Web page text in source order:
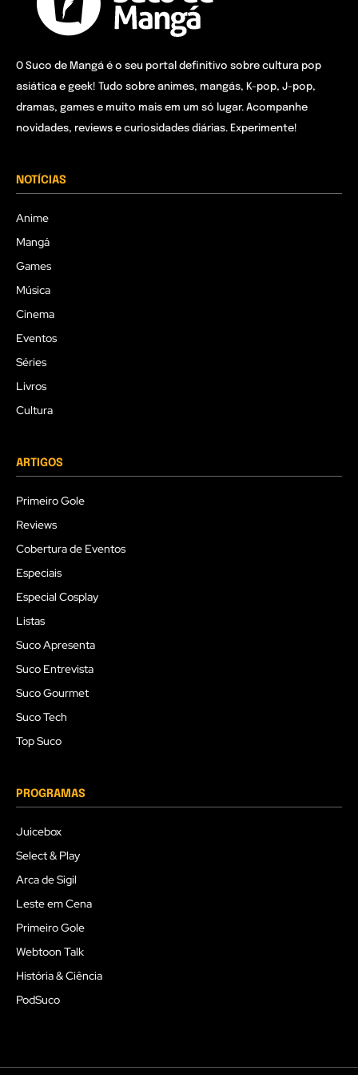
O Suco de Mangá é o seu portal definitivo sobre cultura pop
asiática e geek! Tudo sobre animes, mangás, K-pop, J-pop,
dramas, games e muito mais em um só lugar. Acompanhe
novidades, reviews e curiosidades diárias. Experimente!
NOTÍCIAS
Anime
Mangá
Games
Música
Cinema
Eventos
Séries
Livros
Cultura
ARTIGOS
Primeiro Gole
Reviews
Cobertura de Eventos
Especiais
Especial Cosplay
Listas
Suco Apresenta
Suco Entrevista
Suco Gourmet
Suco Tech
Top Suco
PROGRAMAS
Juicebox
Select & Play
Arca de Sigil
Leste em Cena
Primeiro Gole
Webtoon Talk
História & Ciência
PodSuco